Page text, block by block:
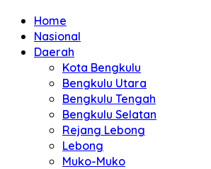
Home
Nasional
Daerah
Kota Bengkulu
Bengkulu Utara
Bengkulu Tengah
Bengkulu Selatan
Rejang Lebong
Lebong
Muko-Muko